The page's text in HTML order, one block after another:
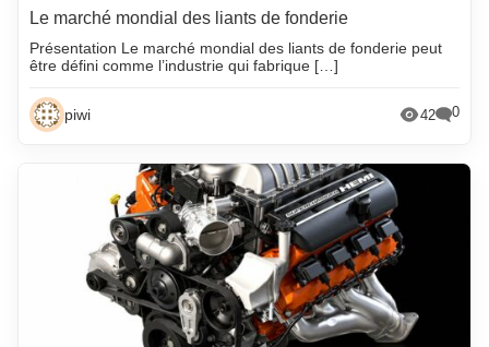
Le marché mondial des liants de fonderie
Présentation Le marché mondial des liants de fonderie peut
être défini comme l’industrie qui fabrique […]
piwi 42 0